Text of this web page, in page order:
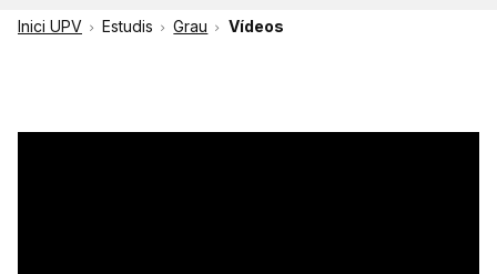
Inici UPV Estudis Grau Vídeos